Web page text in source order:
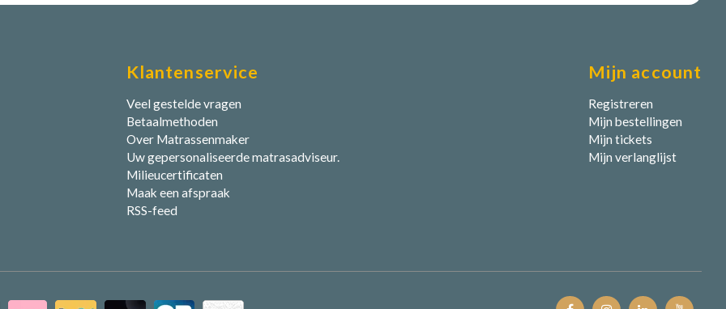
Klantenservice
Veel gestelde vragen
Betaalmethoden
Over Matrassenmaker
Uw gepersonaliseerde matrasadviseur.
Milieucertificaten
Maak een afspraak
RSS-feed
Mijn account
Registreren
Mijn bestellingen
Mijn tickets
Mijn verlanglijst